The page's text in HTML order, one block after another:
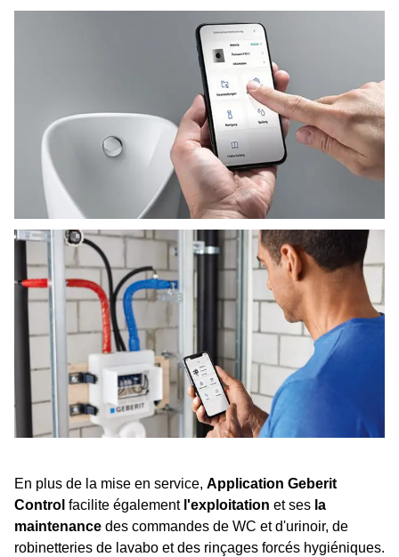
En plus de la mise en service, Application Geberit
Control facilite également l'exploitation et ses la
maintenance des commandes de WC et d'urinoir, de
robinetteries de lavabo et des rinçages forcés hygiéniques.